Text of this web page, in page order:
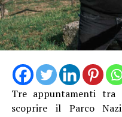
Camminando nel
Tre appuntamenti
scoprire il Parco